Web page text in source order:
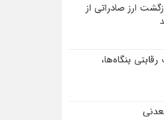
ارز صادراتی از
بنگاه‌ها،